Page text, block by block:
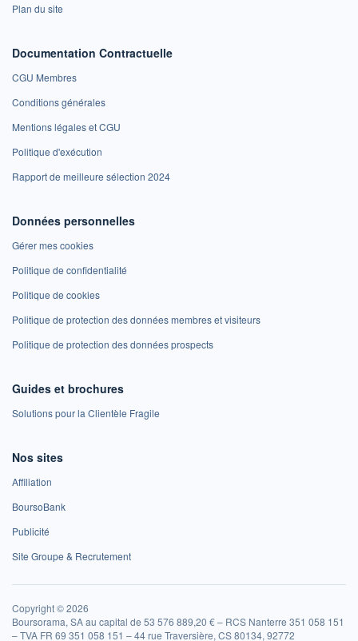
Plan du site
Documentation Contractuelle
CGU Membres
Conditions générales
Mentions légales et CGU
Politique d'exécution
Rapport de meilleure sélection 2024
Données personnelles
Gérer mes cookies
Politique de confidentialité
Politique de cookies
Politique de protection des données membres et visiteurs
Politique de protection des données prospects
Guides et brochures
Solutions pour la Clientèle Fragile
Nos sites
Affiliation
BoursoBank
Publicité
Site Groupe & Recrutement
Copyright © 2026
Boursorama, SA au capital de 53 576 889,20 € – RCS Nanterre 351 058 151
– TVA FR 69 351 058 151 – 44 rue Traversière, CS 80134, 92772